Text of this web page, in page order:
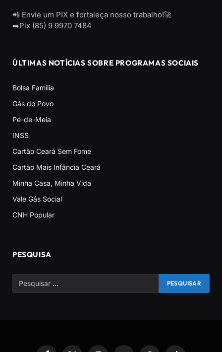
📲 Envie um PIX e fortaleça nosso trabalho!🚀
➡️Pix (85) 9 9970 7484
ÚLTIMAS NOTÍCIAS SOBRE PROGRAMAS SOCIAIS
Bolsa Família
Gás do Povo
Pé-de-Meia
INSS
Cartão Ceará Sem Fome
Cartão Mais Infância Ceará
Minha Casa, Minha Vida
Vale Gás Social
CNH Popular
PESQUISA